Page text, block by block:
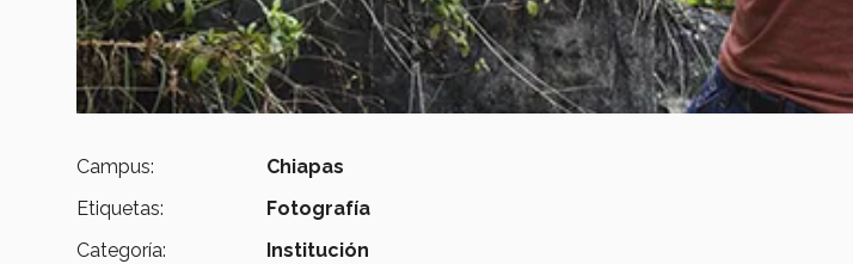
Campus:
Chiapas
Etiquetas:
Fotografía
Categoría:
Institución